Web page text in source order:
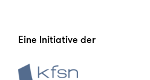
Eine Initiative der